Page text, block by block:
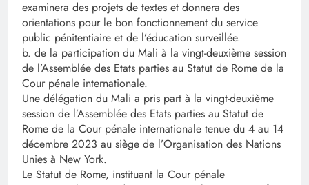
examinera des projets de textes et donnera des
orientations pour le bon fonctionnement du service
public pénitentiaire et de l’éducation surveillée.
b. de la participation du Mali à la vingt-deuxième session
de l’Assemblée des Etats parties au Statut de Rome de la
Cour pénale internationale.
Une délégation du Mali a pris part à la vingt-deuxième
session de l’Assemblée des Etats parties au Statut de
Rome de la Cour pénale internationale tenue du 4 au 14
décembre 2023 au siège de l’Organisation des Nations
Unies à New York.
Le Statut de Rome, instituant la Cour pénale